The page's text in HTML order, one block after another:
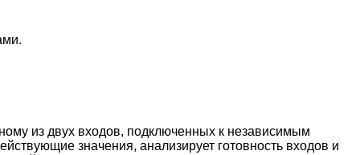
из двух входов, подключенных к независимым
значения, анализирует готовность входов и